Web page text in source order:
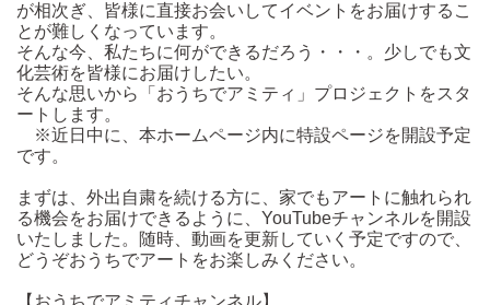
が相次ぎ、皆様に直接お会いしてイベントをお届けするこ
とが難しくなっています。
そんな今、私たちに何ができるだろう・・・。少しでも文
化芸術を皆様にお届けしたい。
そんな思いから「おうちでアミティ」プロジェクトをスタ
ートします。
※近日中に、本ホームページ内に特設ページを開設予定
です。
まずは、外出自粛を続ける方に、家でもアートに触れられ
る機会をお届けできるように、YouTubeチャンネルを開設
いたしました。随時、動画を更新していく予定ですので、
どうぞおうちでアートをお楽しみください。
【おうちでアミティチャンネル】